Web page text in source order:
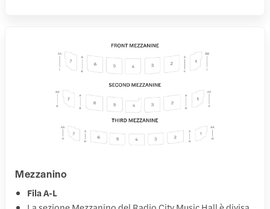
Mezzanino
Fila A-L